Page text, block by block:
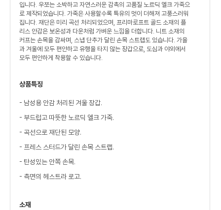
입니다. 우쪼는 소박하고 자연스러운 감촉의 고품질 노르딕 엘크 가죽으
로 제작되었습니다. 가죽은 사용할수록 특유의 멋이 더해져 고풍스러워
집니다. 재단은 미리 곡선 처리되었으며, 프리마로프트 골드 소재의 플
리스 안감은 보온성과 다운처럼 가벼운 느낌을 더합니다. 니트 소재의
커프는 손목을 감싸며, 스냅 단추가 달린 손목 스트랩도 있습니다. 가을
과 겨울에 모두 편안하고 유행을 타지 않는 장갑으로, 도심과 야외에서
모두 편안하게 착용할 수 있습니다.
상품특징
- 남성용 안감 처리된 겨울 장갑.
- 부드럽고 따뜻한 노르딕 엘크 가죽.
- 곡선으로 재단된 모양.
- 프레스 스터드가 달린 손목 스트랩.
- 탄성있는 안쪽 손목.
- 측면의 헤스트라 로고.
소재